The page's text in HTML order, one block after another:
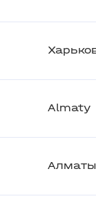
Almaty
Алматы